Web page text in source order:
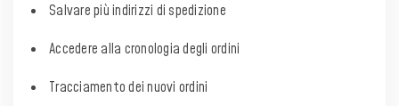
Salvare più indirizzi di spedizione
Accedere alla cronologia degli ordini
Tracciamento dei nuovi ordini